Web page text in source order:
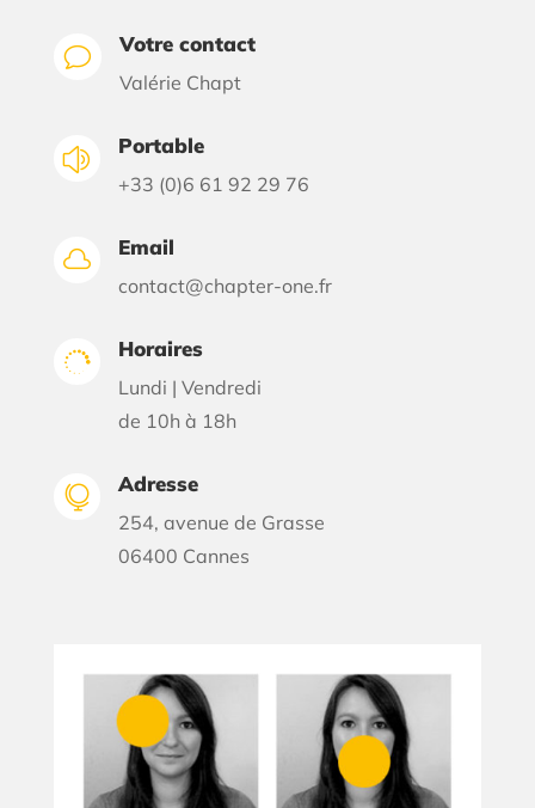
v Votre contact
Valérie Chapt
z Portable
+33 (0)6 61 92 29 76
 Email
contact@chapter-one.fr
 Horaires
Lundi | Vendredi
de 10h à 18h
 Adresse
254, avenue de Grasse
06400 Cannes